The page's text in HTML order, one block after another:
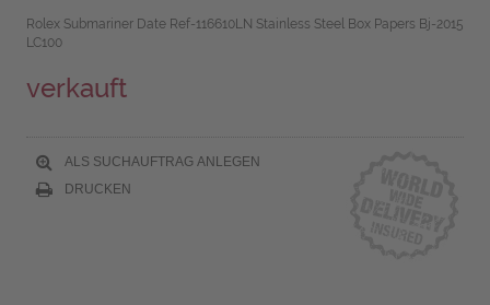
Rolex Submariner Date Ref-116610LN Stainless Steel Box Papers Bj-2015
LC100
verkauft
ALS SUCHAUFTRAG ANLEGEN
DRUCKEN